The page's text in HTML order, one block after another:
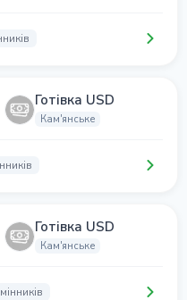
Готівка USD
Кам'янське
Готівка USD
Кам'янське